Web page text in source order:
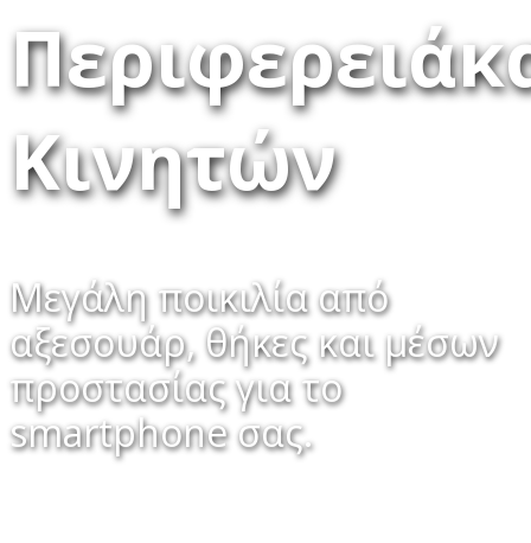
Κινητών
Μεγάλη ποικιλία από
αξεσουάρ, θήκες και μέσων
προστασίας για το
smartphone σας.